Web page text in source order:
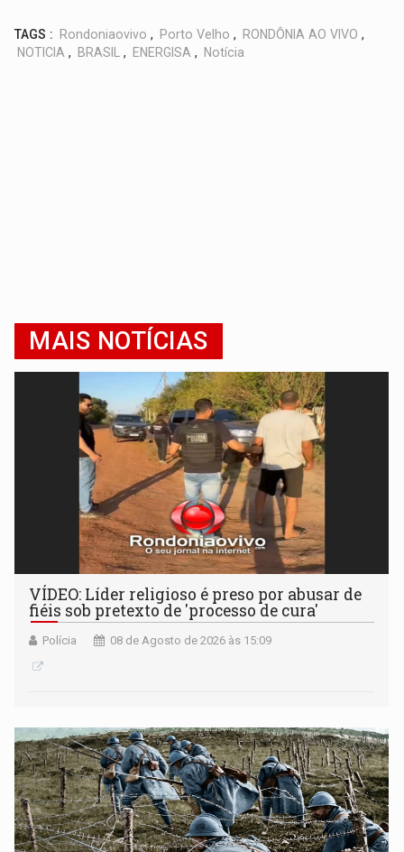
TAGS : Rondoniaovivo , Porto Velho , RONDÔNIA AO VIVO ,
NOTICIA , BRASIL , ENERGISA , Notícia
MAIS NOTÍCIAS
VÍDEO: Líder religioso é preso por abusar de
fiéis sob pretexto de 'processo de cura'
Polícia 08 de Agosto de 2026 às 15:09